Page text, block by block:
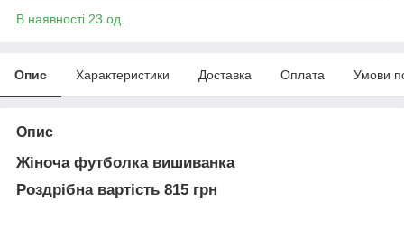
В наявності 23 од.
Опис Характеристики Доставка Оплата Умови
Опис
Жіноча футболка вишиванка
Роздрібна вартість 815 грн